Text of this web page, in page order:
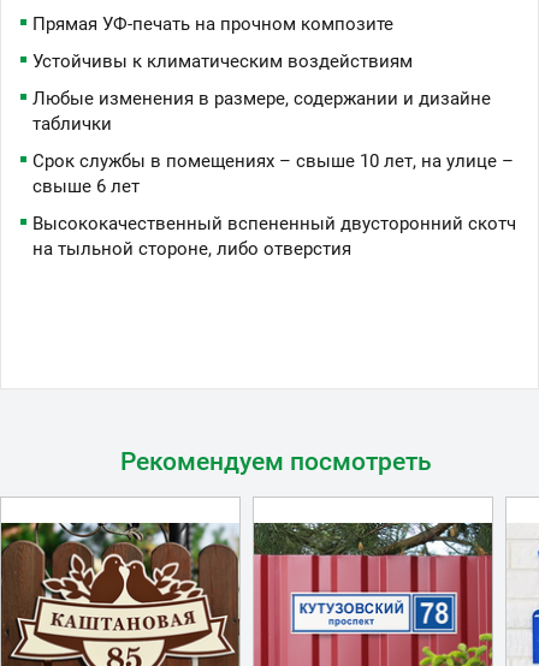
Прямая УФ-печать на прочном композите
Устойчивы к климатическим воздействиям
Любые изменения в размере, содержании и дизайне
таблички
Срок службы в помещениях – свыше 10 лет, на улице –
свыше 6 лет
Высококачественный вспененный двусторонний скотч
на тыльной стороне, либо отверстия
Рекомендуем посмотреть